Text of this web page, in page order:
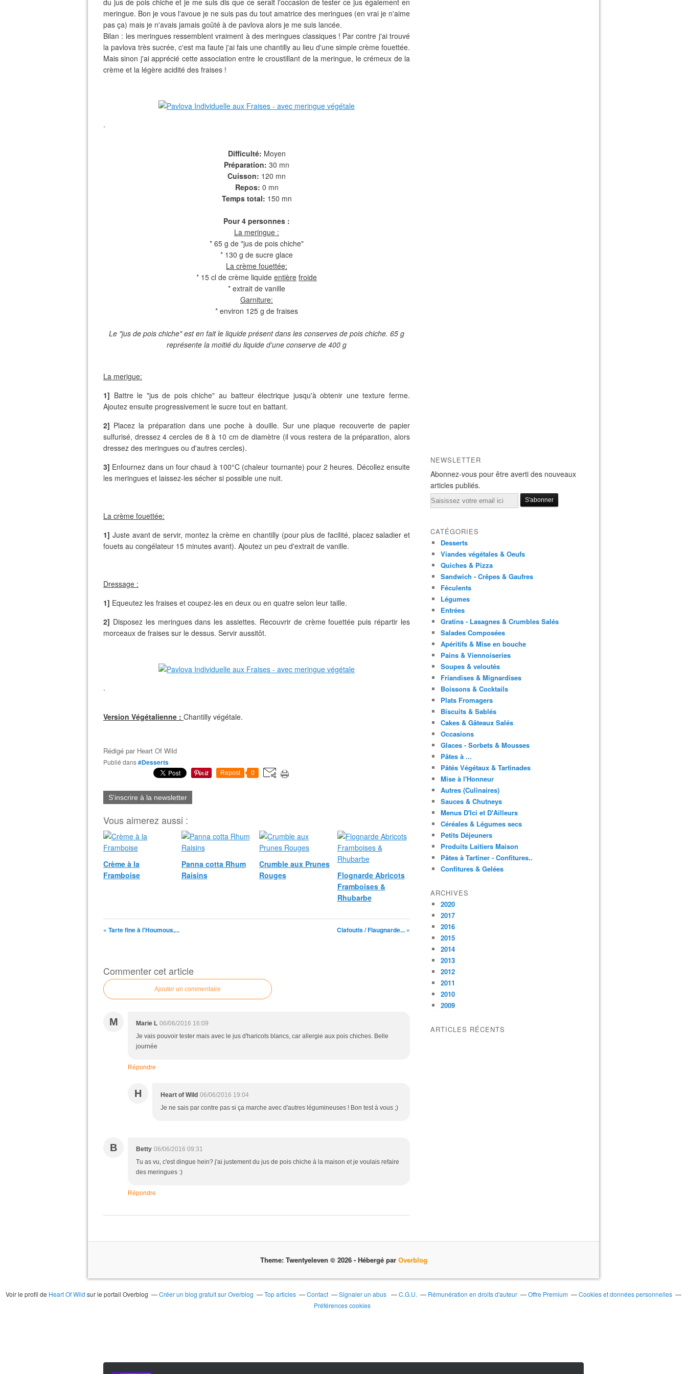
du jus de pois chiche et je me suis dis que ce serait l'occasion de tester ce jus également en
meringue. Bon je vous l'avoue je ne suis pas du tout amatrice des meringues (en vrai je n'aime
pas ça) mais je n'avais jamais goûté à de pavlova alors je me suis lancée.
Bilan : les meringues ressemblent vraiment à des meringues classiques ! Par contre j'ai trouvé
la pavlova très sucrée, c'est ma faute j'ai fais une chantilly au lieu d'une simple crème fouettée.
Mais sinon j'ai apprécié cette association entre le croustillant de la meringue, le crémeux de la
crème et la légère acidité des fraises !
.
Difficulté: Moyen
Préparation: 30 mn
Cuisson: 120 mn
Repos: 0 mn
Temps total: 150 mn
Pour 4 personnes :
La meringue :
* 65 g de "jus de pois chiche"
* 130 g de sucre glace
La crème fouettée:
* 15 cl de crème liquide entière froide
* extrait de vanille
Garniture:
* environ 125 g de fraises
Le "jus de pois chiche" est en fait le liquide présent dans les conserves de pois chiche. 65 g
représente la moitié du liquide d'une conserve de 400 g
La merigue:
1] Battre le "jus de pois chiche" au batteur électrique jusqu'à obtenir une texture ferme.
Ajoutez ensuite progressivement le sucre tout en battant.
2] Placez la préparation dans une poche à douille. Sur une plaque recouverte de papier
sulfurisé, dressez 4 cercles de 8 à 10 cm de diamètre (il vous restera de la préparation, alors
dressez des meringues ou d'autres cercles).
3] Enfournez dans un four chaud à 100°C (chaleur tournante) pour 2 heures. Décollez ensuite
les meringues et laissez-les sécher si possible une nuit.
La crème fouettée:
1] Juste avant de servir, montez la crème en chantilly (pour plus de facilité, placez saladier et
fouets au congélateur 15 minutes avant). Ajoutez un peu d'extrait de vanille.
Dressage :
1] Equeutez les fraises et coupez-les en deux ou en quatre selon leur taille.
2] Disposez les meringues dans les assiettes. Recouvrir de crème fouettée puis répartir les
morceaux de fraises sur le dessus. Servir aussitôt.
.
Version Végétalienne : Chantilly végétale.
Rédigé par Heart Of Wild
Publié dans#Desserts
Repost 0
S'inscrire à la newsletter
Vous aimerez aussi :
Crème à la
Framboise
Panna cotta Rhum
Raisins
Crumble aux Prunes
Rouges
Flognarde Abricots
Framboises &
Rhubarbe
« Tarte fine à l'Houmous,... Clafoutis / Flaugnarde... »
Commenter cet article
Ajouter un commentaire
M Marie L 06/06/2016 16:09
Je vais pouvoir tester mais avec le jus d'haricots blancs, car allergie aux pois chiches. Belle
journée
Répondre
H Heart of Wild 06/06/2016 19:04
Je ne sais par contre pas si ça marche avec d'autres légumineuses ! Bon test à vous ;)
B Betty 06/06/2016 09:31
Tu as vu, c'est dingue hein? j'ai justement du jus de pois chiche à la maison et je voulais refaire
des meringues :)
Répondre
NEWSLETTER
Abonnez-vous pour être averti des nouveaux
articles publiés.
Email
CATÉGORIES
Desserts
Viandes végétales & Oeufs
Quiches & Pizza
Sandwich - Crêpes & Gaufres
Féculents
Légumes
Entrées
Gratins - Lasagnes & Crumbles Salés
Salades Composées
Apéritifs & Mise en bouche
Pains & Viennoiseries
Soupes & veloutés
Friandises & Mignardises
Boissons & Cocktails
Plats Fromagers
Biscuits & Sablés
Cakes & Gâteaux Salés
Occasions
Glaces - Sorbets & Mousses
Pâtes à ...
Pâtés Végétaux & Tartinades
Mise à l'Honneur
Autres (Culinaires)
Sauces & Chutneys
Menus D'Ici et D'Ailleurs
Céréales & Légumes secs
Petits Déjeuners
Produits Laitiers Maison
Pâtes à Tartiner - Confitures..
Confitures & Gelées
ARCHIVES
2020
2017
2016
2015
2014
2013
2012
2011
2010
2009
ARTICLES RÉCENTS
Theme: Twentyeleven © 2026 - Hébergé par Overblog
Voir le profil de Heart Of Wild sur le portail Overblog Créer un blog gratuit sur Overblog Top articles Contact Signaler un abus C.G.U. Rémunération en droits d'auteur Offre Premium
Cookies et données personnelles
Préférences cookies